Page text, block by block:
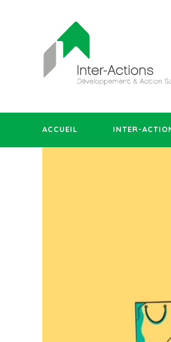
ACCUEIL INTER-